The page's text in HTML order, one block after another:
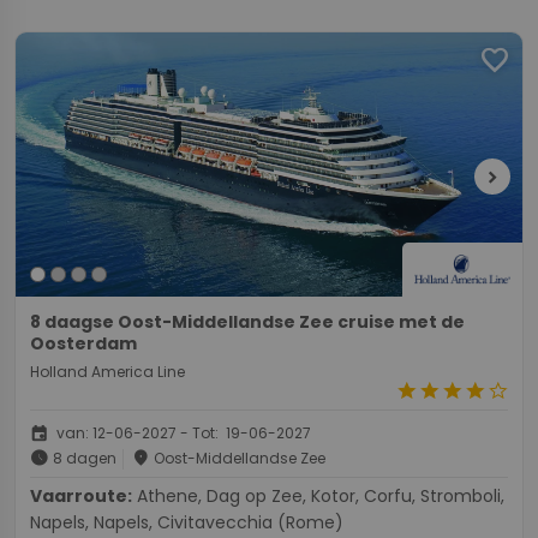
favorite
chevron_right
8 daagse Oost-Middellandse Zee cruise met de
Oosterdam
Holland America Line
starstarstarstarstar_border
event van: 12-06-2027 - Tot: 19-06-2027
schedule 8 dagen place Oost-Middellandse Zee
Vaarroute:
Napels, Napels, Civitavecchia (Rome)